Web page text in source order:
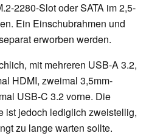
2280-Slot oder SATA im 2,5-
Ein Einschubrahmen und
erworben werden.
mit mehreren USB-A 3.2,
HDMI, zweimal 3,5mm-
USB-C 3.2 vorne. Die
ist jedoch lediglich zweistellig,
zu lange warten sollte.